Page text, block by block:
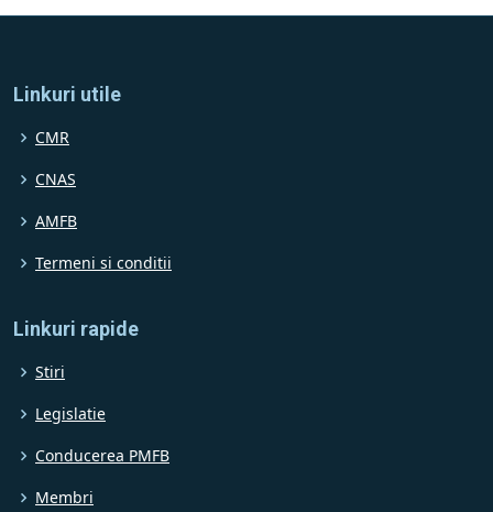
Linkuri utile
CMR
CNAS
AMFB
Termeni si conditii
Linkuri rapide
Stiri
Legislatie
Conducerea PMFB
Membri